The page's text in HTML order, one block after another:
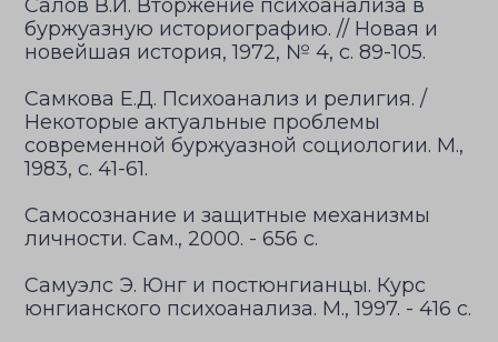
Салов В.И. Вторжение психоанализа в
буржуазную историографию. // Новая и
новейшая история, 1972, № 4, с. 89-105.
Самкова Е.Д. Психоанализ и религия. /
Некоторые актуальные проблемы
современной буржуазной социологии. М.,
1983, с. 41-61.
Самосознание и защитные механизмы
личности. Сам., 2000. - 656 с.
Самуэлс Э. Юнг и постюнгианцы. Курс
юнгианского психоанализа. М., 1997. - 416 с.